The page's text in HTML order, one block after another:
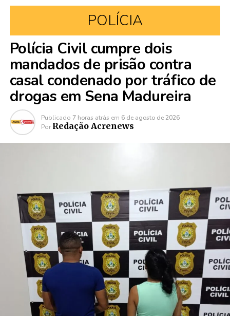
POLÍCIA
Polícia Civil cumpre dois
mandados de prisão contra
casal condenado por tráfico de
drogas em Sena Madureira
Publicado 7 horas atrás em 6 de agosto de 2026
Por Redação Acrenews